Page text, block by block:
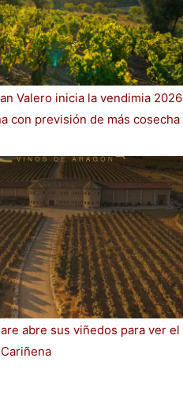
Valero inicia la vendimia 2026
con previsión de más cosecha
abre sus viñedos para ver el